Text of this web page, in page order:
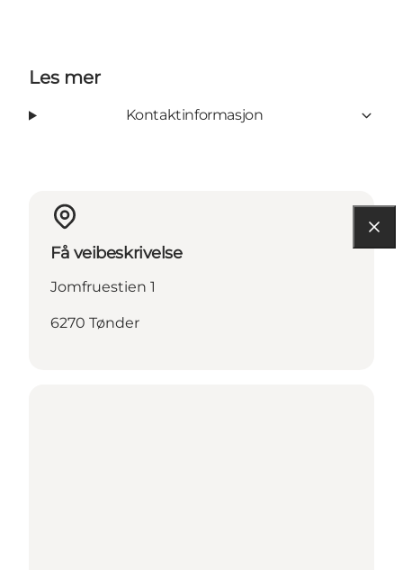
Les mer
Kontaktinformasjon
Få veibeskrivelse
Jomfruestien 1
6270 Tønder